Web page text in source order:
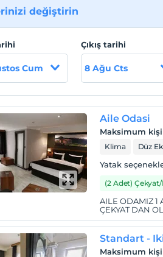
değiştirin
Cum
Çıkış tarihi
8 Ağu Cts
Aile Odasi
Maksimum kişi
Klima Düz
Yatak
(2 Adet)
AILE ODAMIZ 1
ÇEKYAT DAN
Standart -
Maksimum kişi